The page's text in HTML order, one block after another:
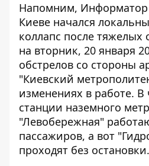
Напомним, Информатор
Киеве начался
коллапс после тяжелых
на вторник, 20 января
обстрелов со стороны
"Киевский
изменениях в работе. В
станции наземного
"Левобережная"
пассажиров, а вот
проходят без остановки.